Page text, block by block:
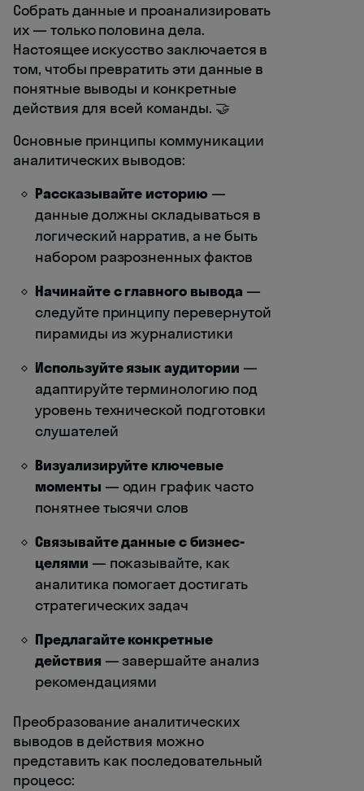
Собрать данные и проанализировать
их — только половина дела.
Настоящее искусство заключается в
том, чтобы превратить эти данные в
понятные выводы и конкретные
действия для всей команды. 🤝
Основные принципы коммуникации
аналитических выводов:
Рассказывайте историю—
данные должны складываться в
логический нарратив, а не быть
набором разрозненных фактов
Начинайте с главного вывода —
следуйте принципу перевернутой
пирамиды из журналистики
Используйте язык аудитории —
адаптируйте терминологию под
уровень технической подготовки
слушателей
Визуализируйте ключевые
моменты — один график часто
понятнее тысячи слов
Связывайте данные с бизнес-
целями — показывайте, как
аналитика помогает достигать
стратегических задач
Предлагайте конкретные
действия — завершайте анализ
рекомендациями
Преобразование аналитических
выводов в действия можно
представить как последовательный
процесс: